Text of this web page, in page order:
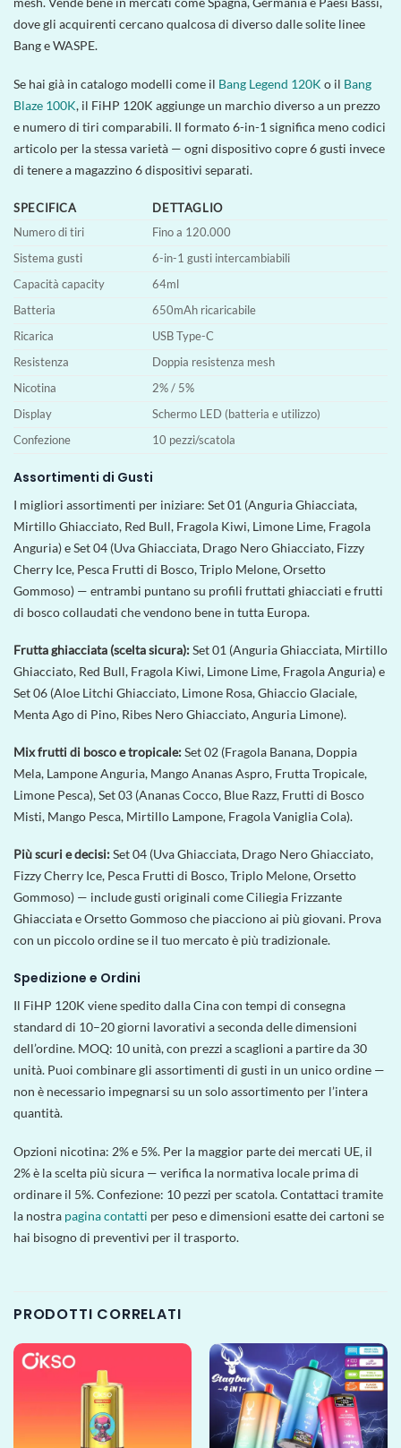
dove gli acquirenti cercano qualcosa di diverso dalle solite linee
Bang e WASPE.
Se hai già in catalogo modelli come il Bang Legend 120K o il Bang
Blaze 100K, il FiHP 120K aggiunge un marchio diverso a un prezzo
e numero di tiri comparabili. Il formato 6-in-1 significa meno codici
articolo per la stessa varietà — ogni dispositivo copre 6 gusti invece
di tenere a magazzino 6 dispositivi separati.
SPECIFICA
DETTAGLIO
Numero di tiri
Fino a 120.000
Sistema gusti
6-in-1 gusti intercambiabili
Capacità capacity
64ml
Batteria
650mAh ricaricabile
Ricarica
USB Type-C
Resistenza
Doppia resistenza mesh
Nicotina
2% / 5%
Display
Schermo LED (batteria e utilizzo)
Confezione
10 pezzi/scatola
Assortimenti di Gusti
I migliori assortimenti per iniziare: Set 01 (Anguria Ghiacciata,
Mirtillo Ghiacciato, Red Bull, Fragola Kiwi, Limone Lime, Fragola
Anguria) e Set 04 (Uva Ghiacciata, Drago Nero Ghiacciato, Fizzy
Cherry Ice, Pesca Frutti di Bosco, Triplo Melone, Orsetto
Gommoso) — entrambi puntano su profili fruttati ghiacciati e frutti
di bosco collaudati che vendono bene in tutta Europa.
Frutta ghiacciata (scelta sicura):Set 01 (Anguria Ghiacciata, Mirtillo
Ghiacciato, Red Bull, Fragola Kiwi, Limone Lime, Fragola Anguria) e
Set 06 (Aloe Litchi Ghiacciato, Limone Rosa, Ghiaccio Glaciale,
Menta Ago di Pino, Ribes Nero Ghiacciato, Anguria Limone).
Mix frutti di bosco e tropicale:Set 02 (Fragola Banana, Doppia
Mela, Lampone Anguria, Mango Ananas Aspro, Frutta Tropicale,
Limone Pesca), Set 03 (Ananas Cocco, Blue Razz, Frutti di Bosco
Misti, Mango Pesca, Mirtillo Lampone, Fragola Vaniglia Cola).
Più scuri e decisi:Set 04 (Uva Ghiacciata, Drago Nero Ghiacciato,
Fizzy Cherry Ice, Pesca Frutti di Bosco, Triplo Melone, Orsetto
Gommoso) — include gusti originali come Ciliegia Frizzante
Ghiacciata e Orsetto Gommoso che piacciono ai più giovani. Prova
con un piccolo ordine se il tuo mercato è più tradizionale.
Spedizione e Ordini
Il FiHP 120K viene spedito dalla Cina con tempi di consegna
standard di 10–20 giorni lavorativi a seconda delle dimensioni
dell’ordine. MOQ: 10 unità, con prezzi a scaglioni a partire da 30
unità. Puoi combinare gli assortimenti di gusti in un unico ordine —
non è necessario impegnarsi su un solo assortimento per l’intera
quantità.
Opzioni nicotina: 2% e 5%. Per la maggior parte dei mercati UE, il
2% è la scelta più sicura — verifica la normativa locale prima di
ordinare il 5%. Confezione: 10 pezzi per scatola. Contattaci tramite
la nostra pagina contatti per peso e dimensioni esatte dei cartoni se
hai bisogno di preventivi per il trasporto.
PRODOTTI CORRELATI